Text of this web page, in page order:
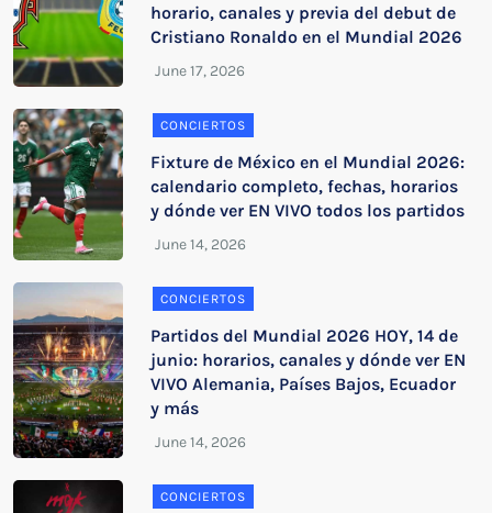
horario, canales y previa del debut de
Cristiano Ronaldo en el Mundial 2026
CONCIERTOS
Fixture de México en el Mundial 2026:
calendario completo, fechas, horarios
y dónde ver EN VIVO todos los partidos
CONCIERTOS
Partidos del Mundial 2026 HOY, 14 de
junio: horarios, canales y dónde ver EN
VIVO Alemania, Países Bajos, Ecuador
y más
CONCIERTOS